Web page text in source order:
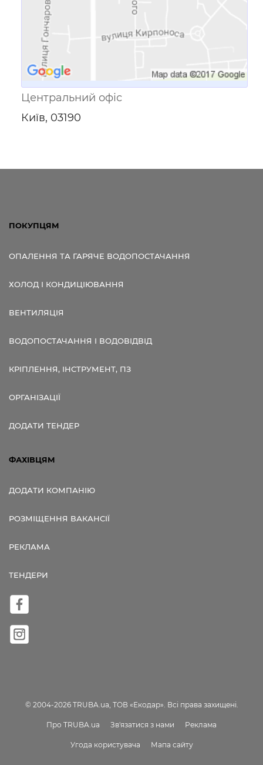
Центральний офіс
Київ, 03190
ПОКУПЦЯМ
ОПАЛЕННЯ ТА ГАРЯЧЕ ВОДОПОСТАЧАННЯ
ХОЛОД І КОНДИЦІЮВАННЯ
ВЕНТИЛЯЦІЯ
ВОДОПОСТАЧАННЯ І ВОДОВІДВІД
КРІПЛЕННЯ, ІНСТРУМЕНТ, ПЗ
ОРГАНІЗАЦІЇ
ДОДАТИ ТЕНДЕР
ФАХІВЦЯМ
ДОДАТИ КОМПАНІЮ
РОЗМІЩЕННЯ ВАКАНСІЇ
РЕКЛАМА
ТЕНДЕРИ
© 2004-2026 TRUBA.ua, ТОВ «Екодар». Всі права захищені.
Про TRUBA.ua Зв'язатися з нами Реклама
Угода користувача Мапа сайту